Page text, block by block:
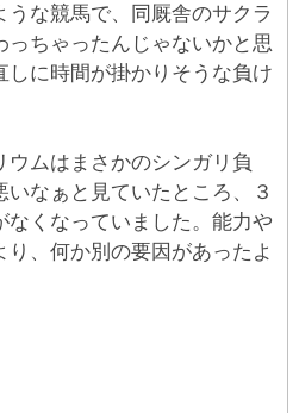
な競馬で、同厩舎のサクラ
っちゃったんじゃないかと思
しに時間が掛かりそうな負け
ムはまさかのシンガリ負
なぁと見ていたところ、３
なくなっていました。能力や
、何か別の要因があったよ